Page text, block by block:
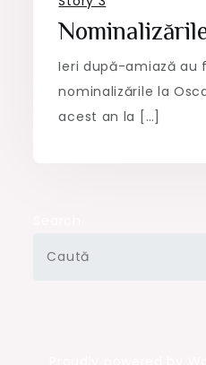
Ieri după-amiază au
nominalizările la
acest an la […]